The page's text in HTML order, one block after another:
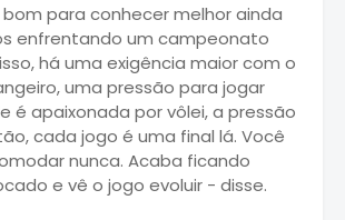
para conhecer melhor ainda
enfrentando um campeonato
há uma exigência maior com o
uma pressão para jogar
é apaixonada por vôlei, a pressão
cada jogo é uma final lá. Você
nunca. Acaba ficando
e vê o jogo evoluir - disse.